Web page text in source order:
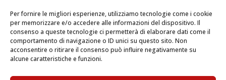
Per fornire le migliori esperienze, utilizziamo tecnologie come i cookie
per memorizzare e/o accedere alle informazioni del dispositivo. Il
consenso a queste tecnologie ci permetterà di elaborare dati come il
comportamento di navigazione o ID unici su questo sito. Non
acconsentire o ritirare il consenso può influire negativamente su
alcune caratteristiche e funzioni.
Messa Ufficio
Realizzazione allestimenti
Domenico Biolatti, Domenico D’Antonio,Claudio
Zucca (Zucca grafica)
Decorazioni